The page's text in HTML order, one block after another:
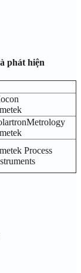
phát hiện
Process